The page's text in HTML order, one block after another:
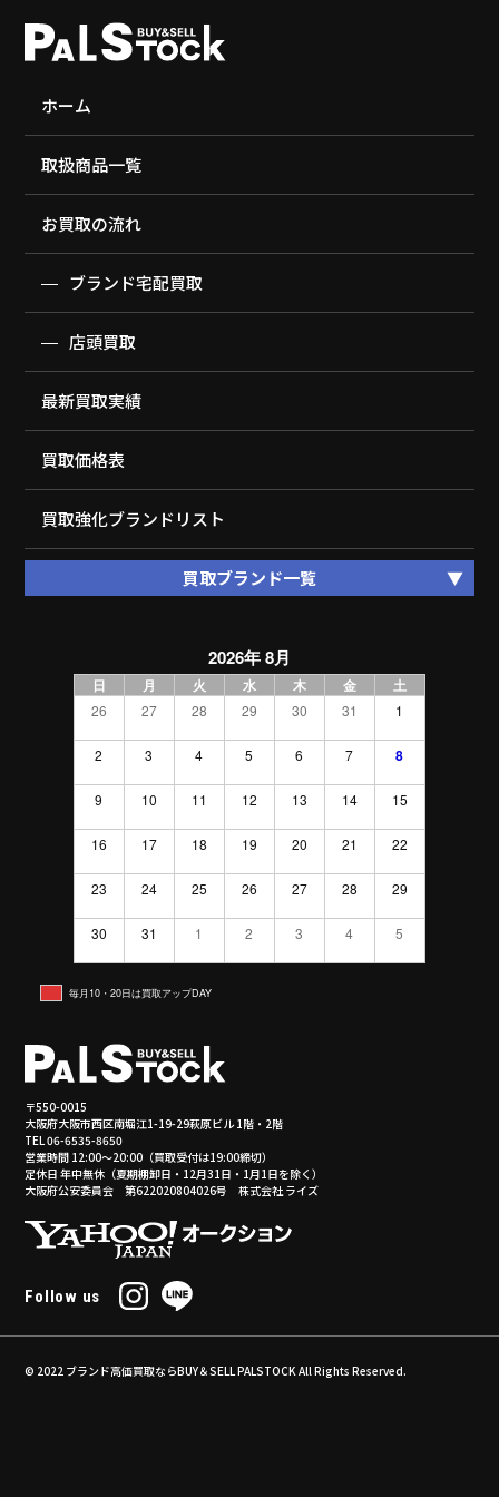
ホーム
取扱商品一覧
お買取の流れ
ブランド宅配買取
店頭買取
最新買取実績
買取価格表
買取強化ブランドリスト
買取ブランド一覧
2026年 8月
日 月 火 水 木 金 土
26 27 28 29 30 31 1
2 3 4 5 6 7 8
9 10 11 12 13 14 15
16 17 18 19 20 21 22
23 24 25 26 27 28 29
30 31 1 2 3 4 5
毎月10・20日は買取アップDAY
〒550-0015
大阪府大阪市西区南堀江1-19-29萩原ビル 1階・2階
TEL 06-6535-8650
営業時間 12:00～20:00（買取受付は19:00締切）
定休日 年中無休（夏期棚卸日・12月31日・1月1日を除く）
大阪府公安委員会 第622020804026号 株式会社 ライズ
Follow us
© 2022 ブランド高価買取ならBUY＆SELL PALSTOCK All Rights Reserved.